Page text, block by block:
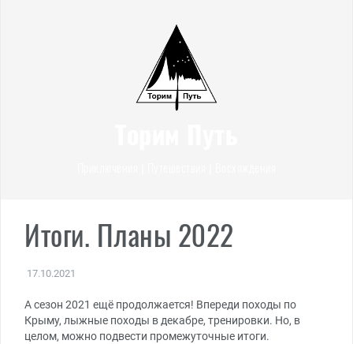
Итоги. Планы 2022
17.10.2021
А сезон 2021 ещё продолжается! Впереди походы по
Крыму, лыжные походы в декабре, тренировки. Но, в
целом, можно подвести промежуточные итоги.